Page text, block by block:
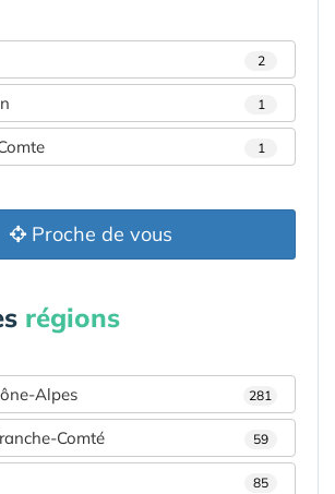
2
1
1
Proche de vous
régions
Alpes 281
Comté 59
85